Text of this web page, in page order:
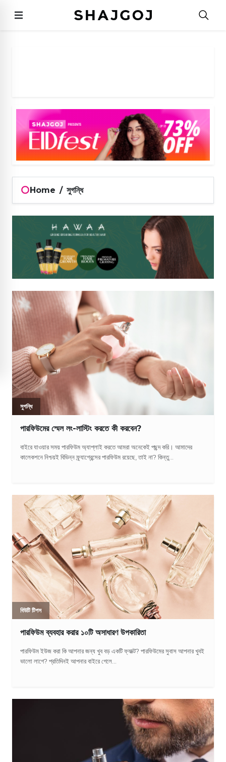
Home / সুগন্ধি
সুগন্ধি
পারফিউমের স্মেল লং-লাস্টিং করতে কী করবেন?
বাইরে যাওয়ার সময় পারফিউম অ্যাপ্লাই করতে আমরা অনেকেই পছন্দ করি। আমাদের
কালেকশনে নিশ্চয়ই বিভিন্ন ফ্র্যাগ্রেন্সের পারফিউম রয়েছে, তাই না? কিন্তু...
বিউটি টিপস
পারফিউম ব্যবহার করার ১০টি অসাধারণ উপকারিতা
পারফিউম ইউজ করা কি আপনার জন্য খুব বড় একটি ফ্যাক্ট? পারফিউমের সুবাস আপনার খুবই
ভালো লাগে? প্রতিদিনই আপনার বাইরে গেলে...